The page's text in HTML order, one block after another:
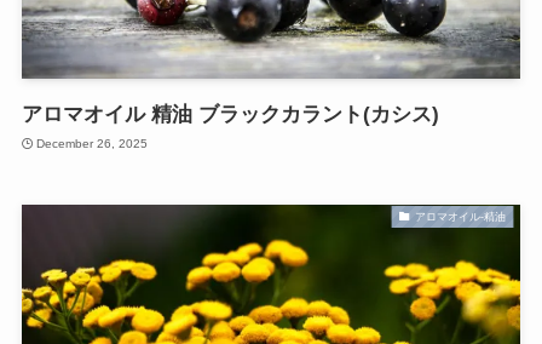
アロマオイル 精油 ブラックカラント(カシス)
December 26, 2025
アロマオイル-精油